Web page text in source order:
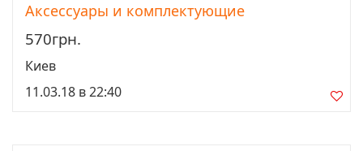
Аксессуары и комплектующие
570грн.
Киев
11.03.18 в 22:40